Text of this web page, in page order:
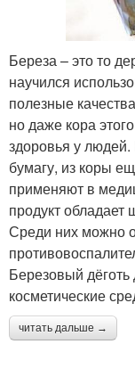
Береза – это то
научился
полезные
но даже кора
здоровья у людей.
бумагу, из коры
применяют в
продукт
Среди них можно
Березовый
косметические
читать дальше →